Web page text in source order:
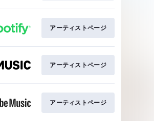
アーティストページ
アーティストページ
アーティストページ